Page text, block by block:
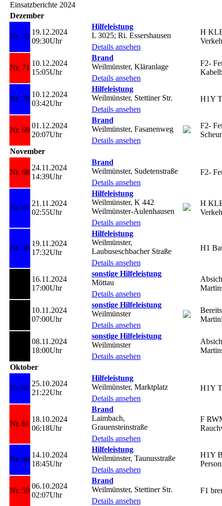
Einsatzberichte 2024
Dezember
Nr. 72
19.12.2024
09:30Uhr
Hilfeleistung
L 3025; Ri. Essershausen
Details ansehen
H
Nr. 71
10.12.2024
15:05Uhr
Brand
Weilmünster, Kläranlage
Details ansehen
F2-
Nr. 70
10.12.2024
03:42Uhr
Hilfeleistung
Weilmünster, Stettiner Str.
Details ansehen
H1Y
Nr. 69
01.12.2024
20:07Uhr
Brand
Weilmünster, Fasanenweg
Details ansehen
F2-
November
Nr. 68
24.11.2024
14:39Uhr
Brand
Weilmünster, Sudetenstraße
Details ansehen
F2-
Nr. 67
21.11.2024
02:55Uhr
Hilfeleistung
Weilmünster, K 442
Weilmünster-Aulenhausen
Details ansehen
H
Nr. 66
19.11.2024
17:32Uhr
Hilfeleistung
Weilmünster,
Laubuseschbacher Straße
Details ansehen
H1
16.11.2024
17:00Uhr
sonstige Hilfeleistung
Möttau
Details ansehen
10.11.2024
07:00Uhr
sonstige Hilfeleistung
Weilmünster
Details ansehen
08.11.2024
18:00Uhr
sonstige Hilfeleistung
Weilmünster
Details ansehen
Oktober
Nr. 62
25.10.2024
21:22Uhr
Hilfeleistung
Weilmünster, Marktplatz
Details ansehen
H1Y
Nr. 61
18.10.2024
06:18Uhr
Brand
Laimbach,
Grauensteinstraße
Details ansehen
F
Nr. 60
14.10.2024
18:45Uhr
Hilfeleistung
Weilmünster, Taunusstraße
Details ansehen
H1Y
Nr. 59
06.10.2024
02:07Uhr
Brand
Weilmünster, Stettiner Str.
Details ansehen
F1